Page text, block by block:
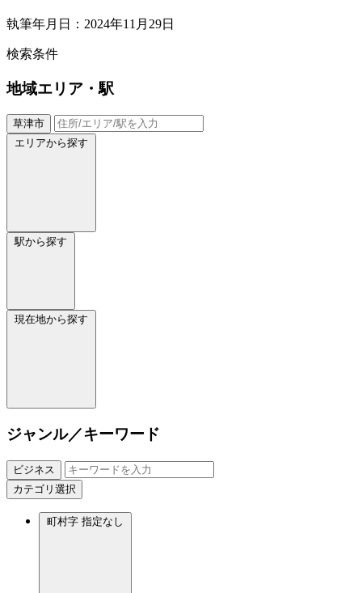
執筆年月日：2024年11月29日
検索条件
地域エリア・駅
草津市
エリアから探す
駅から探す
現在地から探す
ジャンル／キーワード
ビジネス
カテゴリ選択
町村字 指定なし